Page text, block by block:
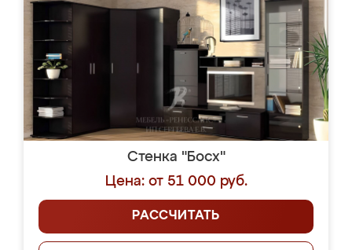
Стенка "Босх"
Цена: от 51 000 руб.
РАССЧИТАТЬ